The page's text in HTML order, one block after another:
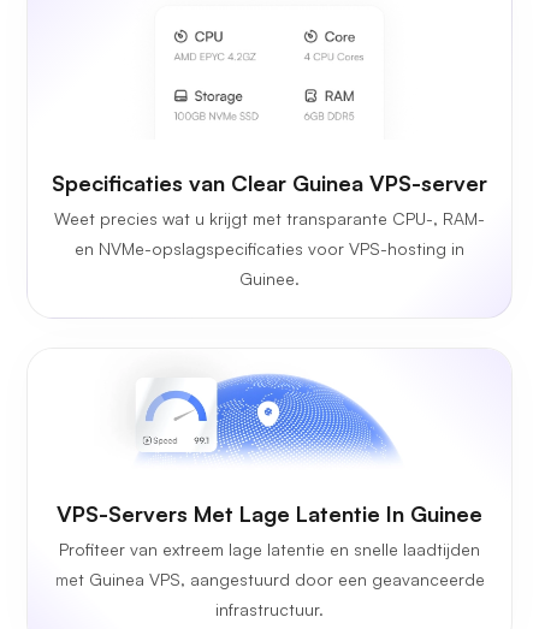
Specificaties van Clear Guinea VPS-server
Weet precies wat u krijgt met transparante CPU-, RAM-
en NVMe-opslagspecificaties voor VPS-hosting in
Guinee.
VPS-Servers Met Lage Latentie In Guinee
Profiteer van extreem lage latentie en snelle laadtijden
met Guinea VPS, aangestuurd door een geavanceerde
infrastructuur.